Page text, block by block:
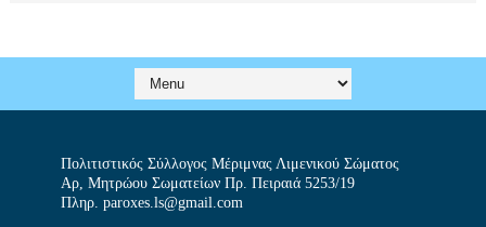
Πολιτιστικός Σύλλογος Μέριμνας Λιμενικού Σώματος
Αρ, Μητρώου Σωματείων Πρ. Πειραιά 5253/19
Πληρ. paroxes.ls@gmail.com